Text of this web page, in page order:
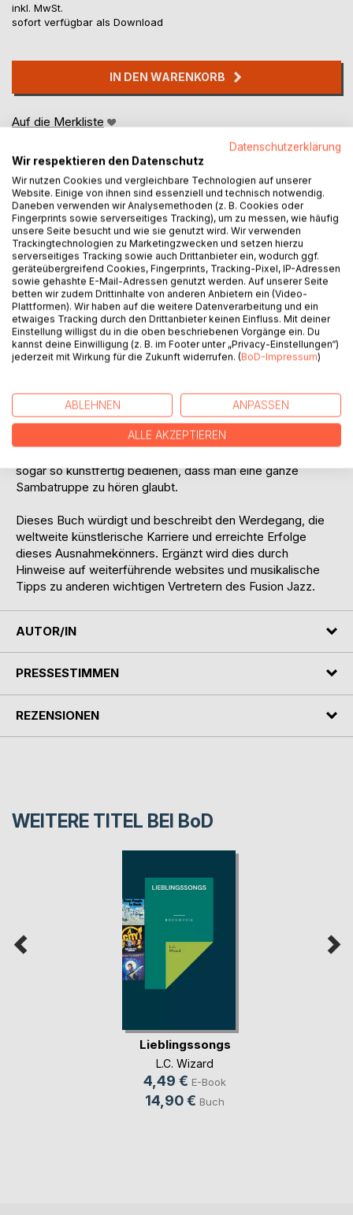
inkl. MwSt.
sofort verfügbar als Download
IN DEN WARENKORB
Auf die Merkliste
BESCHREIBUNG
Airto Moreira - einer der anerkannt weltweit besten
Perkussionisten - hat in seiner langen Karriere seit Ende der
1960er Jahre nachweislich entscheidend dazu beigetragen,
Perkussion zu einem wesentlichen Bestandteil des
Das Arsenal an Schlaginstrumenten dieses brasilianischen
Jazzmusikers und -produzenten ist riesig: Berimbau,
Bongos, Congas, Ratschen, Triangel, selbstgebaute
sogar so kunstfertig bedienen, dass man eine ganze
Sambatruppe zu hören glaubt.
Dieses Buch würdigt und beschreibt den Werdegang, die
weltweite künstlerische Karriere und erreichte Erfolge
dieses Ausnahmekönners. Ergänzt wird dies durch
Hinweise auf weiterführende websites und musikalische
Tipps zu anderen wichtigen Vertretern des Fusion Jazz.
AUTOR/IN
PRESSESTIMMEN
REZENSIONEN
WEITERE TITEL BEI BoD
Lieblingssongs
L.C. Wizard
4,49 € E-Book
14,90 € Buch
Datenschutzerklärung
Wir respektieren den Datenschutz
Wir nutzen Cookies und vergleichbare Technologien auf unserer
Website. Einige von ihnen sind essenziell und technisch notwendig.
Daneben verwenden wir Analysemethoden (z. B. Cookies oder
Fingerprints sowie serverseitiges Tracking), um zu messen, wie häufig
unsere Seite besucht und wie sie genutzt wird. Wir verwenden
Trackingtechnologien zu Marketingzwecken und setzen hierzu
serverseitiges Tracking sowie auch Drittanbieter ein, wodurch ggf.
geräteübergreifend Cookies, Fingerprints, Tracking-Pixel, IP-Adressen
sowie gehashte E-Mail-Adressen genutzt werden. Auf unserer Seite
betten wir zudem Drittinhalte von anderen Anbietern ein (Video-
Plattformen). Wir haben auf die weitere Datenverarbeitung und ein
etwaiges Tracking durch den Drittanbieter keinen Einfluss. Mit deiner
Einstellung willigst du in die oben beschriebenen Vorgänge ein. Du
kannst deine Einwilligung (z. B. im Footer unter „Privacy-Einstellungen“)
jederzeit mit Wirkung für die Zukunft widerrufen. (BoD-Impressum)
ABLEHNEN ANPASSEN
ALLE AKZEPTIEREN